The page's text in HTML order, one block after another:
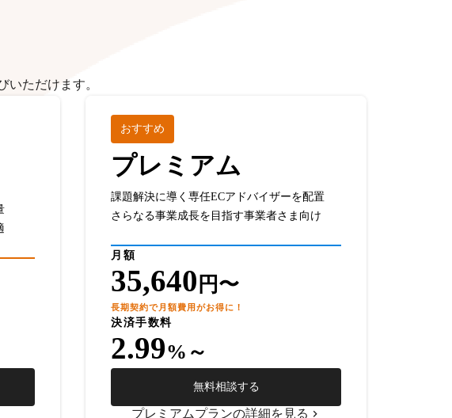
ただけます。
おすすめ
プレミアム
課題解決に導く専任ECアドバイザーを配置
さらなる事業成長を目指す事業者さま向け
月額
35,640 円〜
長期契約で月額費用がお得に！
決済手数料
2.99%～
無料相談する
プレミアムプランの詳細を見る